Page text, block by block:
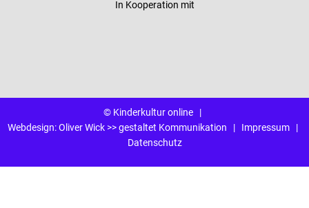
In Kooperation mit
© Kinderkultur online |
Webdesign:Oliver Wick >> gestaltet Kommunikation | Impressum|
Datenschutz